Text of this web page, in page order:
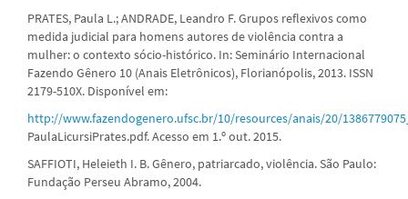
PRATES, Paula L.; ANDRADE, Leandro F. Grupos reflexivos como
medida judicial para homens autores de violência contra a
mulher: o contexto sócio-histórico. In: Seminário Internacional
Fazendo Gênero 10 (Anais Eletrônicos), Florianópolis, 2013. ISSN
2179-510X. Disponível em:
http://www.fazendogenero.ufsc.br/10/resources/anais/20/
PaulaLicursiPrates.pdf. Acesso em 1.º out. 2015.
SAFFIOTI, Heleieth I. B. Gênero, patriarcado, violência. São Paulo:
Fundação Perseu Abramo, 2004.